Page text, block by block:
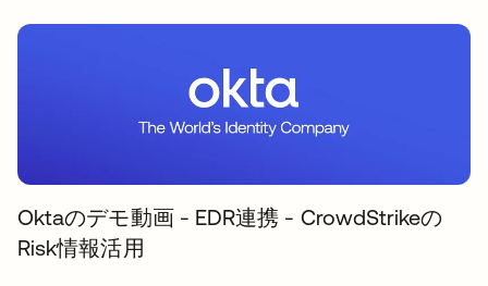
Oktaのデモ動画 - EDR連携 - CrowdStrikeの
Risk情報活用